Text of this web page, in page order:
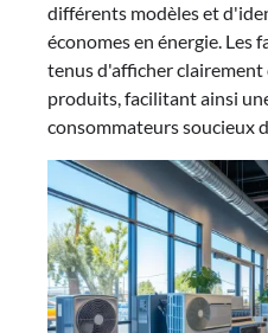
différents modèles et
économes en énergie. Les
tenus d'afficher
produits, facilitant ainsi
consommateurs soucieux